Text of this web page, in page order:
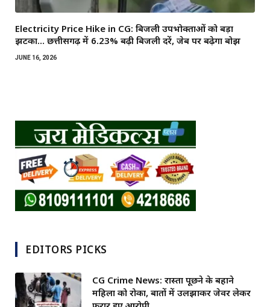
Electricity Price Hike in CG: बिजली उपभोक्ताओं को बड़ा
झटका… छत्तीसगढ़ में 6.23% बढ़ी बिजली दरें, जेब पर बढ़ेगा बोझ
JUNE 16, 2026
EDITORS PICKS
CG Crime News: रास्ता पूछने के बहाने
महिला को रोका, बातों में उलझाकर जेवर लेकर